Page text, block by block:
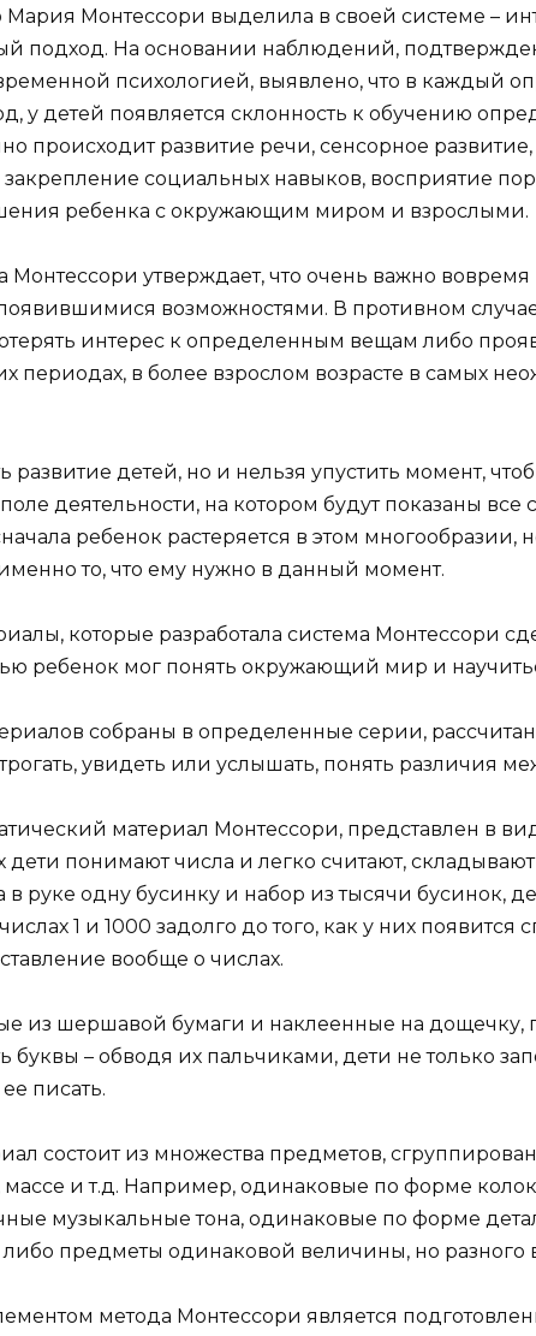
Мария Монтессори выделила в своей системе –
подход. На основании наблюдений,
психологией, выявлено, что в каждый
у детей появляется склонность к обучению
происходит развитие речи, сенсорное развитие,
социальных навыков, восприятие
ребенка с окружающим миром и взрослыми.
Монтессори утверждает, что очень важно вовремя
появившимися возможностями. В противном
интерес к определенным вещам либо
периодах, в более взрослом возрасте в самых
развитие детей, но и нельзя упустить момент,
деятельности, на котором будут показаны
ребенок растеряется в этом многообразии,
то, что ему нужно в данный момент.
которые разработала система Монтессори
ребенок мог понять окружающий мир и
собраны в определенные серии,
увидеть или услышать, понять различия
материал Монтессори, представлен в
понимают числа и легко считают,
в руке одну бусинку и набор из тысячи бусинок,
1 и 1000 задолго до того, как у них появится
вообще о числах.
из шершавой бумаги и наклеенные на дощечку,
буквы – обводя их пальчиками, дети не только
писать.
состоит из множества предметов,
и т.д. Например, одинаковые по форме
музыкальные тона, одинаковые по форме
предметы одинаковой величины, но разного
метода Монтессори является